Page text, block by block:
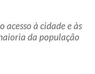
acesso à cidade e às
da população